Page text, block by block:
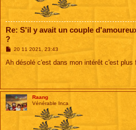
Re: S'il y avait un couple
?
M
s
20 11 2021, 23:43
Ah désolé c'est dans mon intérêt c'est plus
Raang
Vénérable Inca